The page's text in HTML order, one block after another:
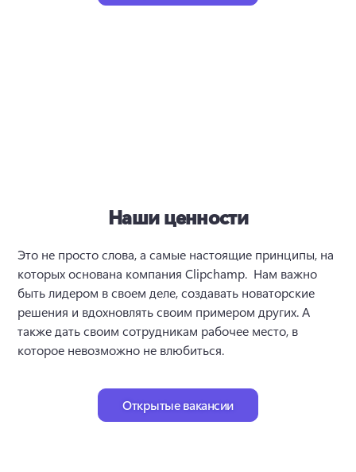
Наши ценности
Это не просто слова, а самые настоящие принципы, на
которых основана компания Clipchamp.  Нам важно
быть лидером в своем деле, создавать новаторские
решения и вдохновлять своим примером других. А
также дать своим сотрудникам рабочее место, в
которое невозможно не влюбиться.
Открытые вакансии